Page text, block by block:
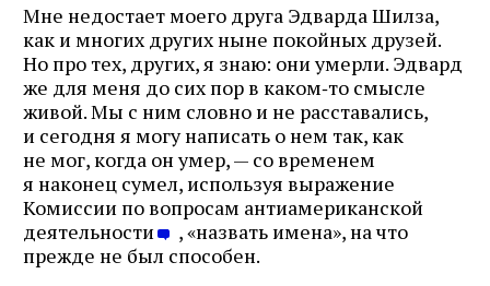
Мне недостает моего друга Эдварда Шилза,
как и многих других ныне покойных друзей.
Но про тех, других, я знаю: они умерли. Эдвард
же для меня до сих пор в каком‑то смысле
живой. Мы с ним словно и не расставались,
и сегодня я могу написать о нем так, как
не мог, когда он умер, — со временем
я наконец сумел, используя выражение
Комиссии по вопросам антиамериканской
деятельности
, «назвать имена», на что
прежде не был способен.